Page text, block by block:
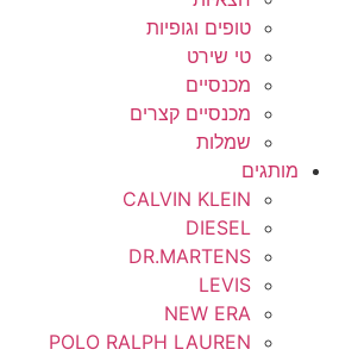
טופים וגופיות
טי שירט
מכנסיים
מכנסיים קצרים
שמלות
מותגים
CALVIN KLEIN
DIESEL
DR.MARTENS
LEVIS
NEW ERA
POLO RALPH LAUREN